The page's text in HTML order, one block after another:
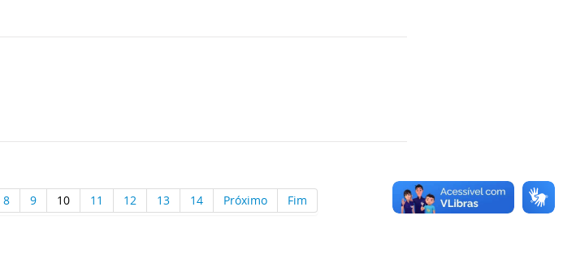
8 9 10 11 12 13 14 Próximo Fim